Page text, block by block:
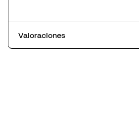
Valoraciones